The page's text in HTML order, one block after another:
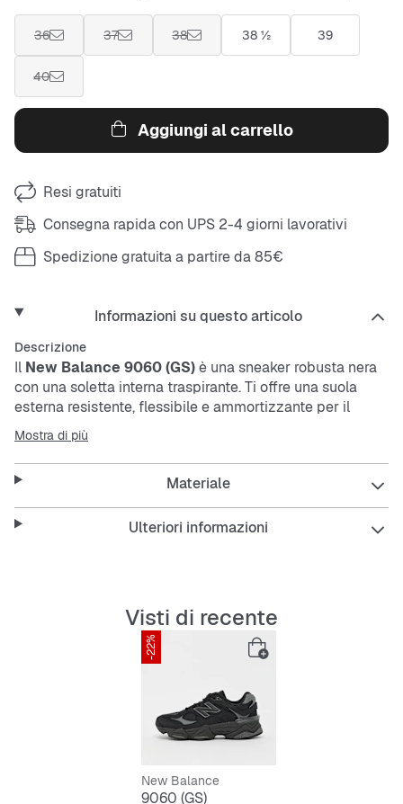
36 37 38 38 ½ 39
40
Aggiungi al carrello
Resi gratuiti
Consegna rapida con UPS 2-4 giorni lavorativi
Spedizione gratuita a partire da 85€
Informazioni su questo articolo
Descrizione
Il New Balance 9060 (GS)è una sneaker robusta nera
con una soletta interna traspirante. Ti offre una suola
esterna resistente, flessibile e ammortizzante per il
massimo comfort. Il classico design low-cut e i lacci
garantiscono una calzata sicura.
Flessibile e ammortizzante
Suola esterna resistente all’abrasione e durevole
Chiusura con lacci
Mostra di più
Materiale
Ulteriori informazioni
Visti di recente
-22%
New Balance
9060 (GS)